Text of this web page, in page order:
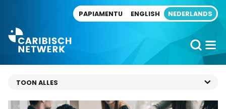
PAPIAMENTU ENGLISH NEDERLANDS